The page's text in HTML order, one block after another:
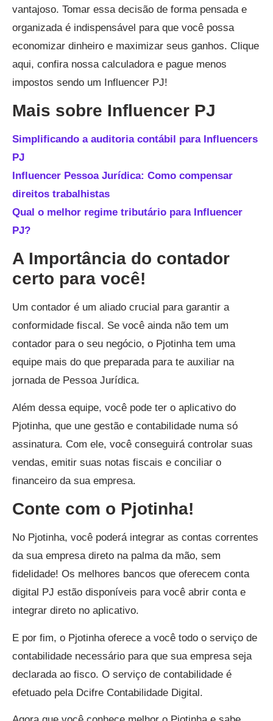
vantajoso. Tomar essa decisão de forma pensada e
organizada é indispensável para que você possa
economizar dinheiro e maximizar seus ganhos. Clique
aqui, confira nossa calculadora e pague menos
impostos sendo um Influencer PJ!
Mais sobre Influencer PJ
Simplificando a auditoria contábil para Influencers
PJ
Influencer Pessoa Jurídica: Como compensar
direitos trabalhistas
Qual o melhor regime tributário para Influencer
PJ?
A Importância do contador
certo para você!
Um contador é um aliado crucial para garantir a
conformidade fiscal. Se você ainda não tem um
contador para o seu negócio, o Pjotinha tem uma
equipe mais do que preparada para te auxiliar na
jornada de Pessoa Jurídica.
Além dessa equipe, você pode ter o aplicativo do
Pjotinha, que une gestão e contabilidade numa só
assinatura. Com ele, você conseguirá controlar suas
vendas, emitir suas notas fiscais e conciliar o
financeiro da sua empresa.
Conte com o Pjotinha!
No Pjotinha, você poderá integrar as contas correntes
da sua empresa direto na palma da mão, sem
fidelidade! Os melhores bancos que oferecem conta
digital PJ estão disponíveis para você abrir conta e
integrar direto no aplicativo.
E por fim, o Pjotinha oferece a você todo o serviço de
contabilidade necessário para que sua empresa seja
declarada ao fisco. O serviço de contabilidade é
efetuado pela Dcifre Contabilidade Digital.